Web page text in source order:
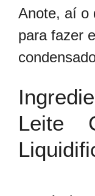
Anote, aí o
para fazer
Leite